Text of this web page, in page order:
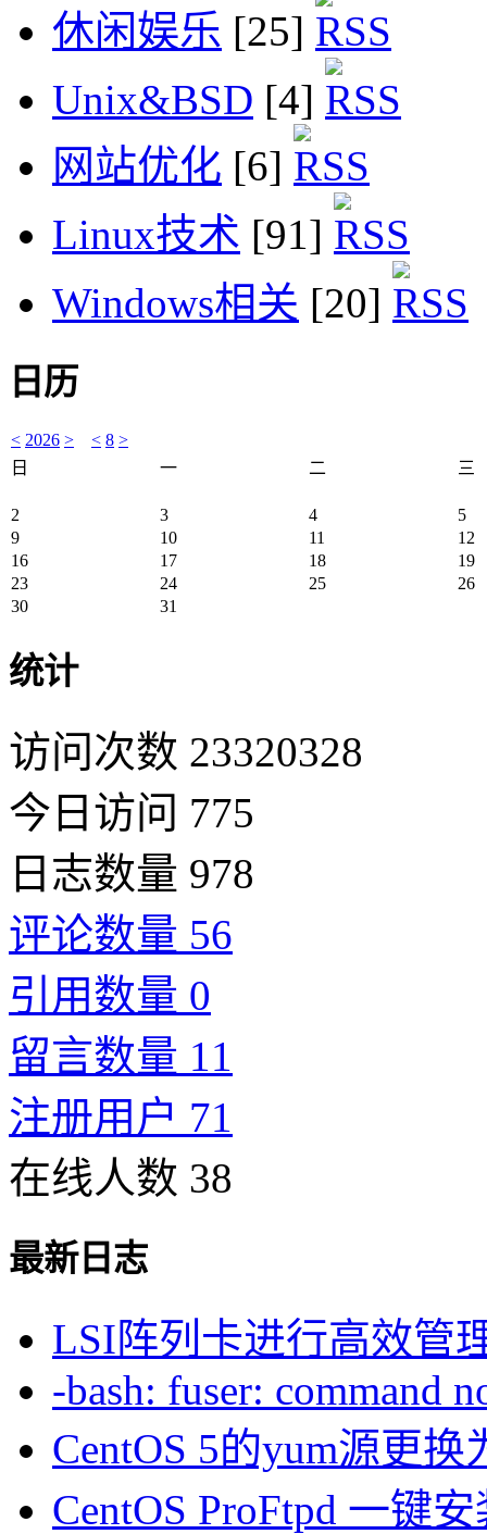
休闲娱乐 [25]
Unix&BSD [4]
网站优化 [6]
Linux技术 [91]
Windows相关 [20]
日历
< 2026 > < 8 >
日
一 二 三
2 3 4
5
9
10 11
12
16
17 18
19
23
24 25
26
30
31
统计
访问次数 23320328
今日访问 775
日志数量 978
评论数量 56
引用数量 0
留言数量 11
注册用户 71
在线人数 38
最新日志
LSI阵列卡进行高效管
-bash: fuser: command
CentOS 5的yum源更
CentOS ProFtpd 一键